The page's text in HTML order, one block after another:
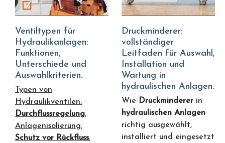
Ventiltypen für
Hydraulikanlagen:
Funktionen,
Unterschiede und
Auswahlkriterien.
Typen von
Hydraulikventilen:
Durchflussregelung,
Anlagenisolierung,
Schutz vor Rückfluss,
Druckminderer:
vollständiger
Leitfaden für Auswahl,
Installation und
Wartung in
hydraulischen Anlagen.
Wie Druckminderer in
hydraulischen Anlagen
richtig ausgewählt,
installiert und eingesetzt